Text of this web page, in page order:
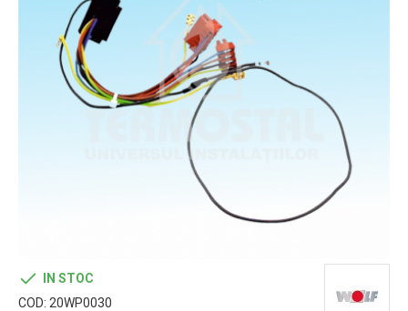
IN STOC
COD: 20WP0030